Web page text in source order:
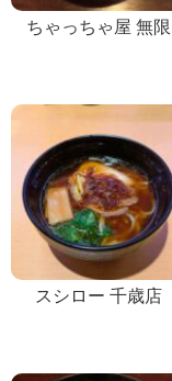
ちゃっちゃ屋 無限
スシロー 千歳店